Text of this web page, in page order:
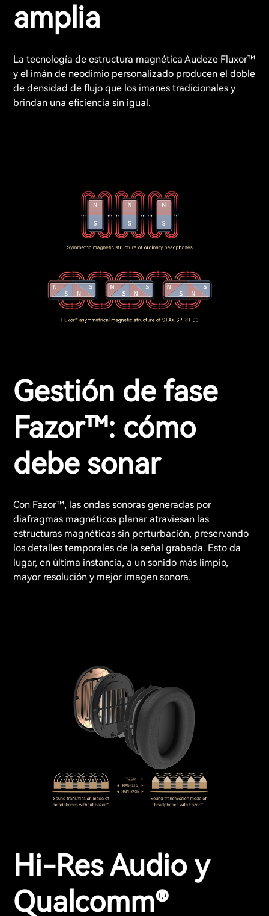
amplia
La tecnología de estructura magnética Audeze Fluxor™
y el imán de neodimio personalizado producen el doble
de densidad de flujo que los imanes tradicionales y
brindan una eficiencia sin igual.
Gestión de fase
Fazor™: cómo
debe sonar
Con Fazor™, las ondas sonoras generadas por
diafragmas magnéticos planar atraviesan las
estructuras magnéticas sin perturbación, preservando
los detalles temporales de la señal grabada. Esto da
lugar, en última instancia, a un sonido más limpio,
mayor resolución y mejor imagen sonora.
Hi-Res Audio y
Qualcomm®